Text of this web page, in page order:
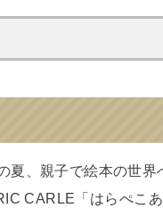
索:
夏、親子で絵本の世界
CARLE「はらぺこ